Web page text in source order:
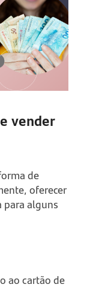
vender
de
oferecer
para alguns
ao cartão de